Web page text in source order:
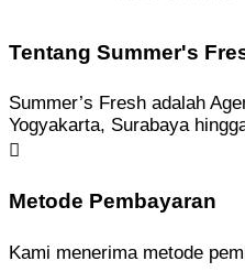
Tentang Summer's
Summer’s Fresh adalah
Yogyakarta, Surabaya

Metode Pembayaran
Kami menerima metode